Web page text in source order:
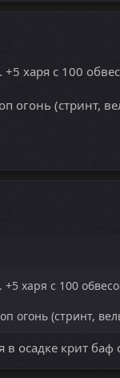
харя с 100
(стринт,
харя с 100
огонь (стринт,
в осадке крит баф